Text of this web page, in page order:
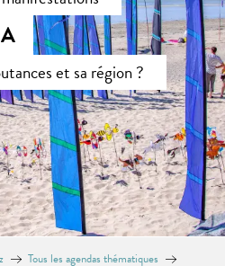
et sa région ?
Tous les agendas thématiques